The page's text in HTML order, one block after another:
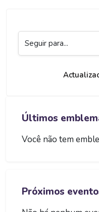
Seguir para...
Últimos
Você não tem
Próximos